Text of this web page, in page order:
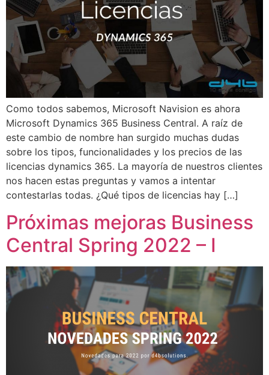
Como todos sabemos, Microsoft Navision es ahora
Microsoft Dynamics 365 Business Central. A raíz de
este cambio de nombre han surgido muchas dudas
sobre los tipos, funcionalidades y los precios de las
licencias dynamics 365. La mayoría de nuestros clientes
nos hacen estas preguntas y vamos a intentar
contestarlas todas. ¿Qué tipos de licencias hay […]
Próximas mejoras Business
Central Spring 2022 – I